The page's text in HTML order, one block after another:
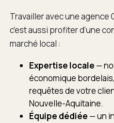
Travailler avec une agence
c’est aussi profiter d’une
marché local :
Expertise locale —
économique
requêtes de votre
Nouvelle-Aquitaine.
Équipe dédiée — un